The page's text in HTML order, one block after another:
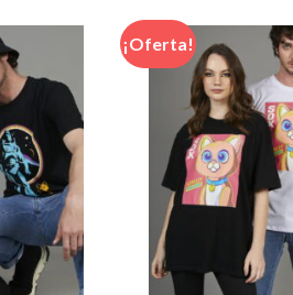
¡Oferta!